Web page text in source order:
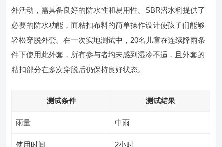
外活动，需具备良好的防水性和易用性。SBR潜水料提供了
必要的防水功能，而粘扣布料的简单操作设计使孩子们能够
轻松穿脱外套。在一次实地测试中，20名儿童在连续降雨条
件下使用此外套，所有参与者均未感到湿冷不适，且外套的
粘扣部分在多次穿脱后仍保持良好状态。
测试条件 测试结果
雨量 中雨
使用时间 2小时